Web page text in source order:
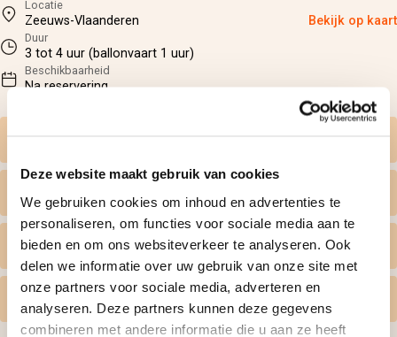
Deze website maakt gebruik van cookies
We gebruiken cookies om inhoud en advertenties te
personaliseren, om functies voor sociale media aan te
bieden en om ons websiteverkeer te analyseren. Ook
delen we informatie over uw gebruik van onze site met
onze partners voor sociale media, adverteren en
analyseren. Deze partners kunnen deze gegevens
combineren met andere informatie die u aan ze heeft
Locatie
Zeeuws-Vlaanderen Bekijk op kaart
Duur
3 tot 4 uur (ballonvaart 1 uur)
Beschikbaarheid
Na reservering
Persoonlijk tintje
Gratis omruilen